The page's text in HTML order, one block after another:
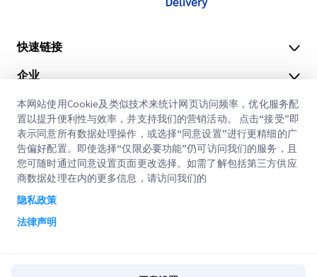
快速链接
办公地点
获取报价
客户登录
注册
查询订单
企业
关于我们
职业
博客
ESG
CSP
我们的服务
快速清关
本网站使用Cookie及类似技术来统计网页访问频率，优化服务配
置以提升便利性与效率，并支持我们的营销活动。 点击“接受”即
表示同意所有数据处理操作，或选择“同意设置”进行更精细的广
告偏好配置。即使选择“仅限必要功能”仍可访问我们的服务，且
您可随时通过同意设置页面更改选择。如需了解包括第三方供应
商数据处理在内的更多信息，请访问我们的
隐私政策
法律声明